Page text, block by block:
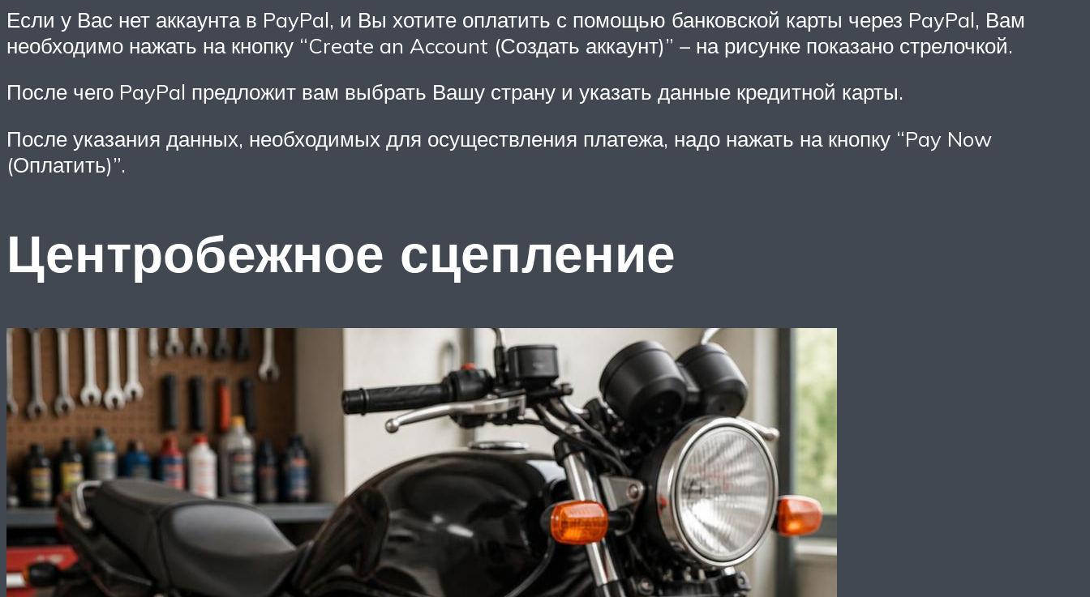
Если у Вас нет аккаунта в PayPal, и Вы хотите оплатить с помощью банковской карты через PayPal, Вам
необходимо нажать на кнопку “Create an Account (Создать аккаунт)” – на рисунке показано стрелочкой.
После чего PayPal предложит вам выбрать Вашу страну и указать данные кредитной карты.
После указания данных, необходимых для осуществления платежа, надо нажать на кнопку “Pay Now
(Оплатить)”.
Центробежное сцепление